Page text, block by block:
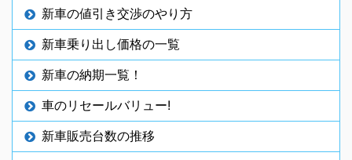
新車の値引き交渉のやり方
新車乗り出し価格の一覧
新車の納期一覧！
車のリセールバリュー!
新車販売台数の推移